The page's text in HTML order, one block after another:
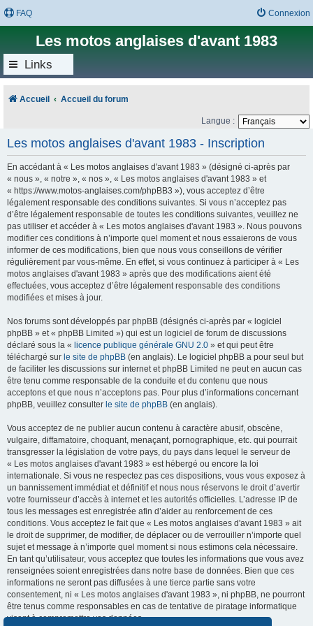
FAQ Connexion
Les motos anglaises d'avant 1983
Links
Accueil Accueil du forum
Langue :
Les motos anglaises d'avant 1983 - Inscription
En accédant à « Les motos anglaises d'avant 1983 » (désigné ci-après par
« nous », « notre », « nos », « Les motos anglaises d'avant 1983 » et
« https://www.motos-anglaises.com/phpBB3 »), vous acceptez d’être
légalement responsable des conditions suivantes. Si vous n’acceptez pas
d’être légalement responsable de toutes les conditions suivantes, veuillez ne
pas utiliser et accéder à « Les motos anglaises d'avant 1983 ». Nous pouvons
modifier ces conditions à n’importe quel moment et nous essaierons de vous
informer de ces modifications, bien que nous vous conseillons de vérifier
régulièrement par vous-même. En effet, si vous continuez à participer à « Les
motos anglaises d'avant 1983 » après que des modifications aient été
effectuées, vous acceptez d’être légalement responsable des conditions
modifiées et mises à jour.
Nos forums sont développés par phpBB (désignés ci-après par « logiciel
phpBB » et « phpBB Limited ») qui est un logiciel de forum de discussions
déclaré sous la « licence publique générale GNU 2.0 » et qui peut être
téléchargé sur le site de phpBB (en anglais). Le logiciel phpBB a pour seul but
de faciliter les discussions sur internet et phpBB Limited ne peut en aucun cas
être tenu comme responsable de la conduite et du contenu que nous
acceptons et que nous n’acceptons pas. Pour plus d’informations concernant
phpBB, veuillez consulter le site de phpBB (en anglais).
Vous acceptez de ne publier aucun contenu à caractère abusif, obscène,
vulgaire, diffamatoire, choquant, menaçant, pornographique, etc. qui pourrait
transgresser la législation de votre pays, du pays dans lequel le serveur de
« Les motos anglaises d'avant 1983 » est hébergé ou encore la loi
internationale. Si vous ne respectez pas ces dispositions, vous vous exposez à
un bannissement immédiat et définitif et nous nous réservons le droit d’avertir
votre fournisseur d’accès à internet et les autorités officielles. L’adresse IP de
tous les messages est enregistrée afin d’aider au renforcement de ces
conditions. Vous acceptez le fait que « Les motos anglaises d'avant 1983 » ait
le droit de supprimer, de modifier, de déplacer ou de verrouiller n’importe quel
sujet et message à n’importe quel moment si nous estimons cela nécessaire.
En tant qu’utilisateur, vous acceptez que toutes les informations que vous avez
renseignées soient enregistrées dans notre base de données. Bien que ces
informations ne seront pas diffusées à une tierce partie sans votre
consentement, ni « Les motos anglaises d'avant 1983 », ni phpBB, ne pourront
être tenus comme responsables en cas de tentative de piratage informatique
visant à compromettre vos données.